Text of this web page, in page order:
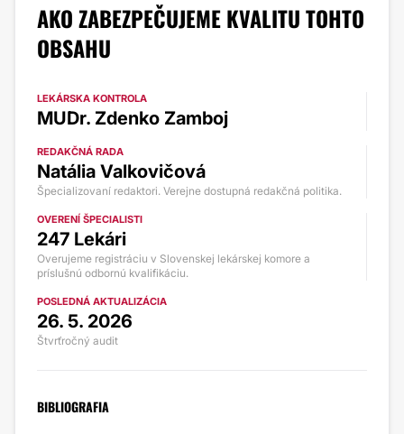
AKO ZABEZPEČUJEME KVALITU TOHTO
OBSAHU
LEKÁRSKA KONTROLA
MUDr. Zdenko Zamboj
REDAKČNÁ RADA
Natália Valkovičová
Špecializovaní redaktori. Verejne dostupná redakčná politika.
OVERENÍ ŠPECIALISTI
247 Lekári
Overujeme registráciu v Slovenskej lekárskej komore a
príslušnú odbornú kvalifikáciu.
POSLEDNÁ AKTUALIZÁCIA
26. 5. 2026
Štvrťročný audit
BIBLIOGRAFIA